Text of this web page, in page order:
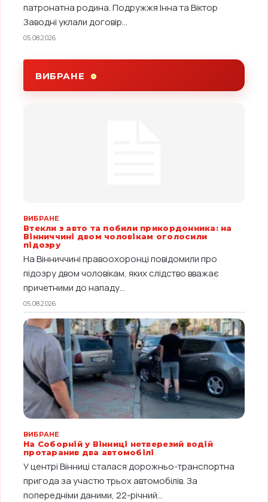
патронатна родина. Подружжя Інна та Віктор
Заводні уклали договір...
05.08.2026
ВИБРАНЕ
ВИБРАНЕ
Втекли з авто та побили прикордонника: на
Вінниччині двом чоловікам оголосили
підозру
На Вінниччині правоохоронці повідомили про
підозру двом чоловікам, яких слідство вважає
причетними до нападу...
05.08.2026
ВИБРАНЕ
На Соборній у Вінниці нетверезий водій
протаранив два автомобілі
У центрі Вінниці сталася дорожньо-транспортна
пригода за участю трьох автомобілів. За
попередніми даними, 22-річний...